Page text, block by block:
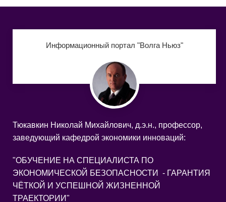
Информационный портал "Волга Ньюз"
Тюкавкин Николай Михайлович, д.э.н., профессор,
заведующий кафедрой экономики инноваций:
"ОБУЧЕНИЕ НА СПЕЦИАЛИСТА ПО
ЭКОНОМИЧЕСКОЙ БЕЗОПАСНОСТИ - ГАРАНТИЯ
ЧЁТКОЙ И УСПЕШНОЙ ЖИЗНЕННОЙ
ТРАЕКТОРИИ"